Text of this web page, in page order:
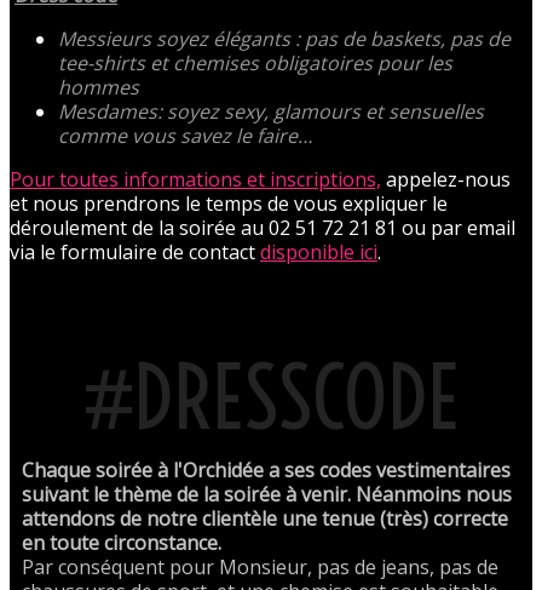
Messieurs soyez élégants : pas de baskets, pas de
tee-shirts et chemises obligatoires pour les
hommes
Mesdames: soyez sexy, glamours et sensuelles
comme vous savez le faire…
Pour toutes informations et inscriptions, appelez-nous
et nous prendrons le temps de vous expliquer le
déroulement de la soirée au 02 51 72 21 81 ou par email
via le formulaire de contactdisponible ici.
#DRESSCODE
Chaque soirée à l'Orchidée a ses codes vestimentaires
suivant le thème de la soirée à venir. Néanmoins nous
attendons de notre clientèle une tenue (très) correcte
en toute circonstance.
Par conséquent pour Monsieur, pas de jeans, pas de